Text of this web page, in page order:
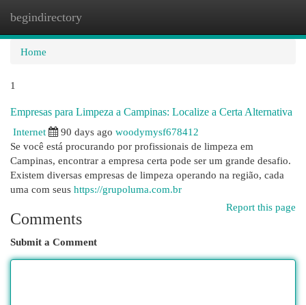
begindirectory
Home
1
Empresas para Limpeza a Campinas: Localize a Certa Alternativa
Internet
90 days ago woodymysf678412
Se você está procurando por profissionais de limpeza em
Campinas, encontrar a empresa certa pode ser um grande desafio.
Existem diversas empresas de limpeza operando na região, cada
uma com seus https://grupoluma.com.br
Report this page
Comments
Submit a Comment